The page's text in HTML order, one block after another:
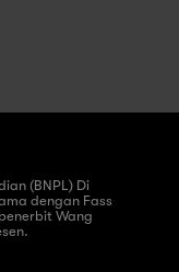
(BNPL) Di
dengan Fass
Wang